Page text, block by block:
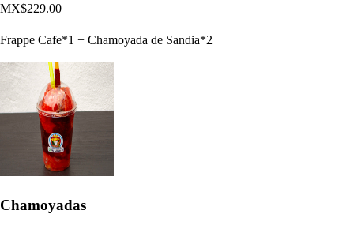
MX$229.00
Frappe Cafe*1 + Chamoyada de Sandia*2
Chamoyadas